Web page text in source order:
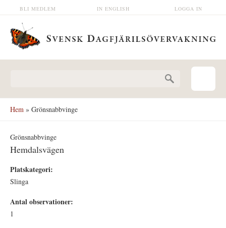
Hoppa till huvudinnehåll LOGGA IN
IN ENGLISH
BLI MEDLEM
Hem » Grönsnabbvinge
Grönsnabbvinge
Hemdalsvägen
Platskategori:
Slinga
Antal observationer:
1